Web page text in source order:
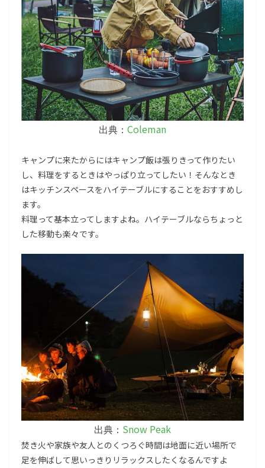
出典： Coleman
キャンプに来たからにはキャンプ飯は張りきって作りたい
し、料理をするときはやっぱり立ってしたい！そんなとき
はキッチンスペースをハイテーブルにすることをおすすめし
ます。
料理って基本立ってしますよね。ハイテーブルならちょっと
した移動も楽々です。
出典： Snow Peak
焚き火や家族や友人とのくつろぐ時間は地面に近い場所で
足を伸ばして思いっきりリラックスしたくなるんですよ